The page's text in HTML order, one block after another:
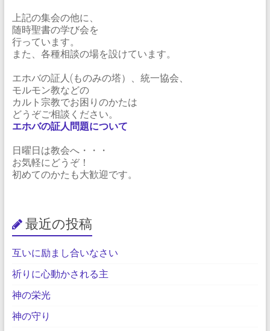
上記の集会の他に、
随時聖書の学び会を
行っています。
また、各種相談の場を設けています。
エホバの証人(ものみの塔）、統一協会、
モルモン教などの
カルト宗教でお困りのかたは
どうぞご相談ください。
エホバの証人問題について
日曜日は教会へ・・・
お気軽にどうぞ！
初めてのかたも大歓迎です。
最近の投稿
互いに励まし合いなさい
祈りに心動かされる主
神の栄光
神の守り